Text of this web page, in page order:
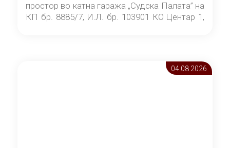
простор во катна гаража „Судска Палата” на
КП бр. 8885/7, И.Л. бр. 103901 КО Центар 1,
Скопје” број 9/2026), за времетраење од 3
(три) години од денот на потпишувањето на
04.08 2026